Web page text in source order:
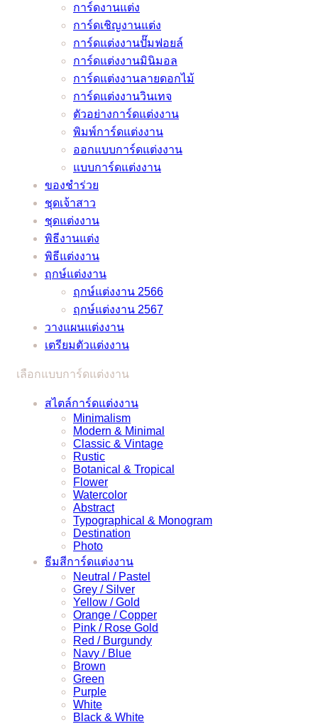
ชื่อ
ดัง
หมอ
ช้าง
และ
หมอ
ลักษณ์
ลับ
จาก
หมอดู
ชื่อ
ดัง
หมอ
ช้าง
และ
หมอ
ไม่
มี
เอา
ทำ!
เมื่อ
ต้อง
เลื่อน
งาน
แต่ง
เพราะ
พิษ
โค
วิด
สาว
แก้
ปัญหา
ยุ่งๆ
ง่ายๆ
การ์ดงานแต่ง
การ์ดเชิญงานแต่ง
การ์ดแต่งงานปั๊มฟอยล์
การ์ดแต่งงานมินิมอล
การ์ดแต่งงานลายดอกไม้
การ์ดแต่งงานวินเทจ
ตัวอย่างการ์ดแต่งงาน
พิมพ์การ์ดแต่งงาน
ออกแบบการ์ดแต่งงาน
แบบการ์ดแต่งงาน
ของชำร่วย
ชุดเจ้าสาว
ชุดแต่งงาน
พิธีงานแต่ง
พิธีแต่งงาน
ฤกษ์แต่งงาน
ฤกษ์แต่งงาน 2566
ฤกษ์แต่งงาน 2567
วางแผนแต่งงาน
เตรียมตัวแต่งงาน
เลือกแบบการ์ดแต่งงาน
สไตล์การ์ดแต่งงาน
Minimalism
Modern & Minimal
Classic & Vintage
Rustic
Botanical & Tropical
Flower
Watercolor
Abstract
Typographical & Monogram
Destination
Photo
ธีมสีการ์ดแต่งงาน
Neutral / Pastel
Grey / Silver
Yellow / Gold
Orange / Copper
Pink / Rose Gold
Red / Burgundy
Navy / Blue
Brown
Green
Purple
White
Black & White